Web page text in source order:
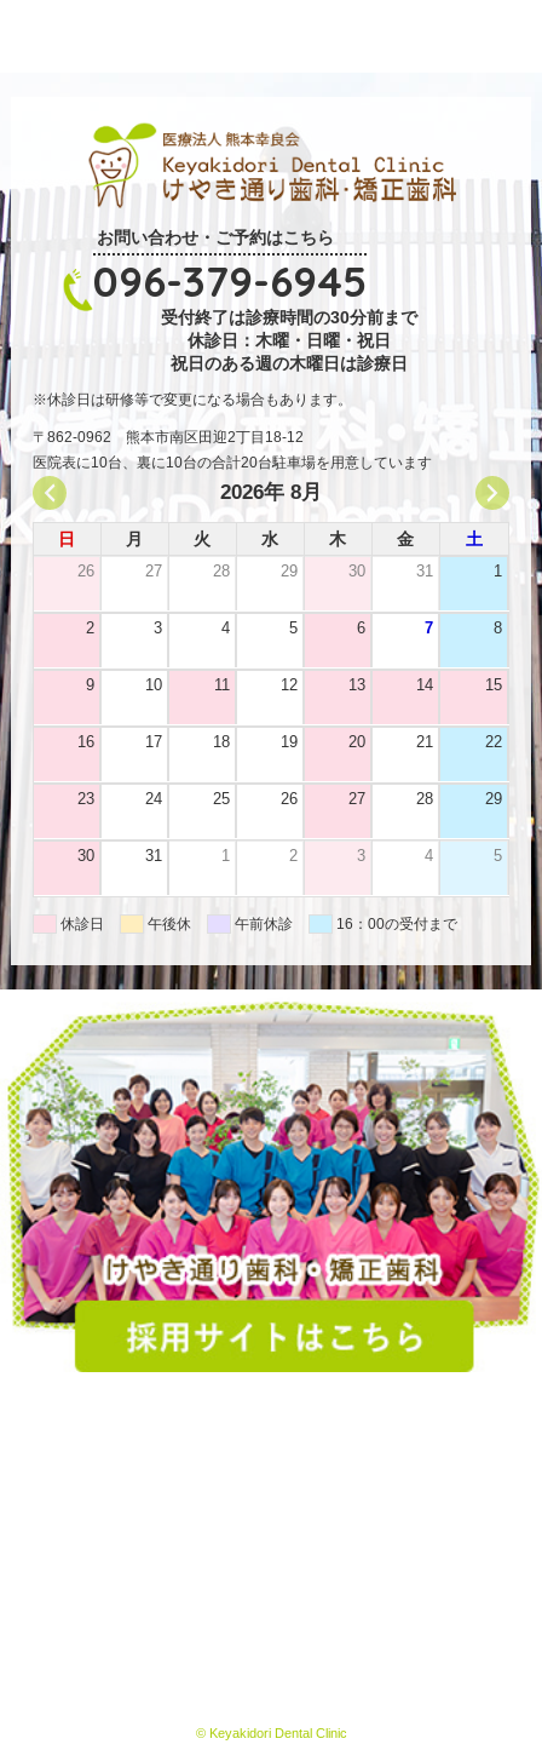
お問い合わせ・ご予約はこちら
096-379-6945
受付終了は診療時間の30分前まで
休診日：木曜・日曜・祝日
祝日のある週の木曜日は診療日
休診日は研修等で変更になる場合もあります。
〒862-0962 熊本市南区田迎2丁目18-12
医院表に10台、裏に10台の合計20台駐車場を用意しています
2026年 8月
日 月 火 水 木 金 土
26 27 28 29 30 31 1
2 3 4 5 6 7 8
9 10 11 12 13 14 15
16 17 18 19 20 21 22
23 24 25 26 27 28 29
30 31 1 2 3 4 5
休診日 午後休 午前休診 16：00の受付まで
© Keyakidori Dental Clinic